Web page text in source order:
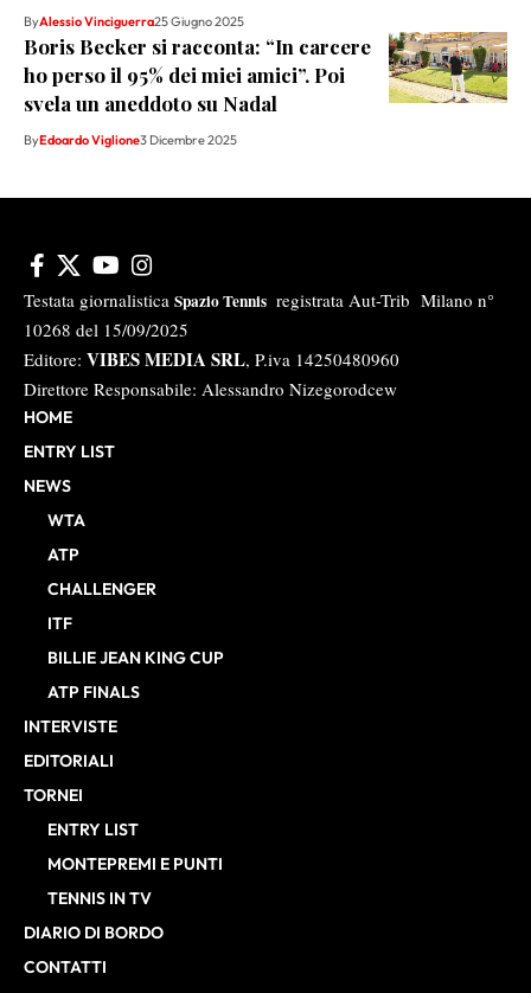
ByAlessio Vinciguerra25 Giugno 2025
Boris Becker si racconta: “In carcere
ho perso il 95% dei miei amici”. Poi
svela un aneddoto su Nadal
ByEdoardo Viglione3 Dicembre 2025
Testata giornalistica Spazio Tennis registrata Aut-Trib Milano n°
10268 del 15/09/2025
Editore: VIBES MEDIA SRL, P.iva 14250480960
Direttore Responsabile: Alessandro Nizegorodcew
HOME
ENTRY LIST
NEWS
WTA
ATP
CHALLENGER
ITF
BILLIE JEAN KING CUP
ATP FINALS
INTERVISTE
EDITORIALI
TORNEI
ENTRY LIST
MONTEPREMI E PUNTI
TENNIS IN TV
DIARIO DI BORDO
CONTATTI